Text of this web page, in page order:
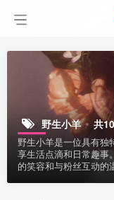
野生小羊 共
野生小羊是一位具有独
享生活点滴和日常趣事
的笑容和与粉丝互动的